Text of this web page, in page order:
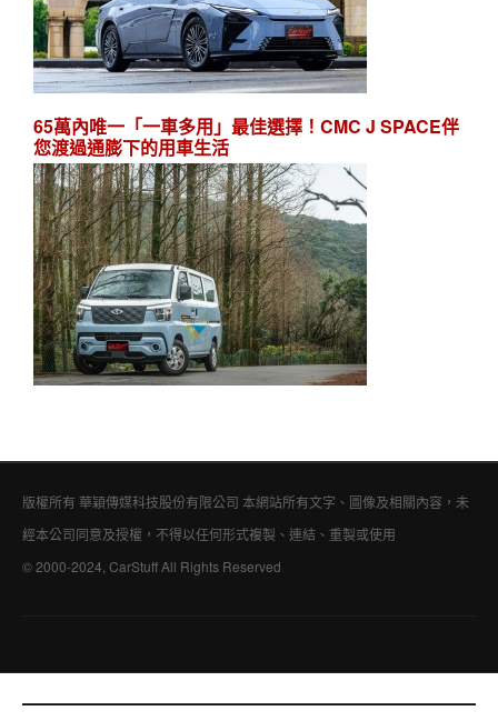
65萬內唯一「一車多用」最佳選擇！CMC J SPACE伴
您渡過通膨下的用車生活
版權所有 華穎傳媒科技股份有限公司 本網站所有文字、圖像及相關內容，未
經本公司同意及授權，不得以任何形式複製、連結、重製或使用
© 2000-2024, CarStuff All Rights Reserved